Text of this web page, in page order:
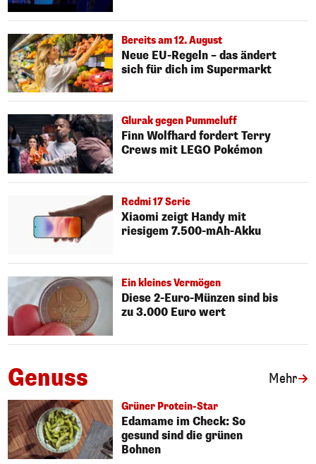
Bereits am 12. August
Neue EU-Regeln – das ändert
sich für dich im Supermarkt
Glurak gegen Pummeluff
Finn Wolfhard fordert Terry
Crews mit LEGO Pokémon
Redmi 17 Serie
Xiaomi zeigt Handy mit
riesigem 7.500-mAh-Akku
Ein kleines Vermögen
Diese 2-Euro-Münzen sind bis
zu 3.000 Euro wert
Genuss Mehr
Grüner Protein-Star
Edamame im Check: So
gesund sind die grünen
Bohnen